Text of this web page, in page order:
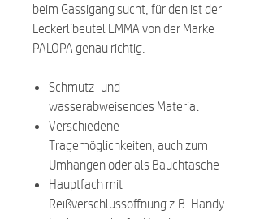
beim Gassigang sucht, für den ist der
Leckerlibeutel EMMA von der Marke
PALOPA genau richtig.
Schmutz- und
wasserabweisendes Material
Verschiedene
Tragemöglichkeiten, auch zum
Umhängen oder als Bauchtasche
Hauptfach mit
Reißverschlussöffnung z.B. Handy